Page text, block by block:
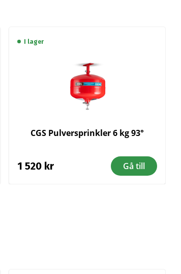
I lager
CGS Pulversprinkler 6 kg 93°
1 520 kr Gå till